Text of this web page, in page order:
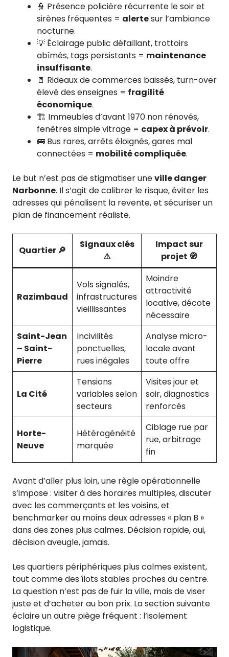
👮 Présence policière récurrente le soir et
sirènes fréquentes = alertesur l’ambiance
nocturne.
💡 Éclairage public défaillant, trottoirs
abîmés, tags persistants = maintenance
insuffisante.
🚪 Rideaux de commerces baissés, turn-over
élevé des enseignes = fragilité
économique.
🏗️ Immeubles d’avant 1970 non rénovés,
fenêtres simple vitrage = capex à prévoir.
🚌 Bus rares, arrêts éloignés, gares mal
connectées = mobilité compliquée.
Le but n’est pas de stigmatiser uneville danger
Narbonne. Il s’agit de calibrer le risque, éviter les
adresses qui pénalisent la revente, et sécuriser un
plan de financement réaliste.
Quartier 🔎
Signaux clés
⚠️
Impact sur
projet 🧭
Razimbaud
Vols signalés,
infrastructures
vieillissantes
Moindre
attractivité
locative, décote
nécessaire
Saint-Jean
– Saint-
Pierre
Incivilités
ponctuelles,
rues inégales
Analyse micro-
locale avant
toute offre
La Cité
Tensions
variables selon
secteurs
Visites jour et
soir, diagnostics
renforcés
Horte-
Neuve
Hétérogénéité
marquée
Ciblage rue par
rue, arbitrage
fin
Avant d’aller plus loin, une règle opérationnelle
s’impose : visiter à des horaires multiples, discuter
avec les commerçants et les voisins, et
benchmarker au moins deux adresses « plan B »
dans des zones plus calmes. Décision rapide, oui,
décision aveugle, jamais.
Les quartiers périphériques plus calmes existent,
tout comme des îlots stables proches du centre.
La question n’est pas de fuir la ville, mais de viser
juste et d’acheter au bon prix. La section suivante
éclaire un autre piège fréquent : l’isolement
logistique.